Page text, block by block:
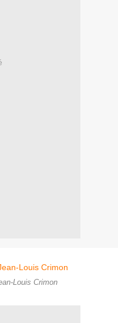
Louis Crimon